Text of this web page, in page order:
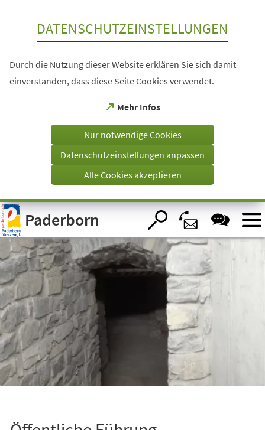
Visuelle
Assistenzsoftware
öffnen.
DATENSCHUTZEINSTELLUNGEN
Durch die Nutzung dieser Website erklären Sie sich damit
einverstanden, dass diese Seite Cookies verwendet.
Mehr Infos
(Öffnet
einem
Tab)
Nur notwendige Cookies
Datenschutzeinstellungen anpassen
Alle Cookies akzeptieren
Paderborn